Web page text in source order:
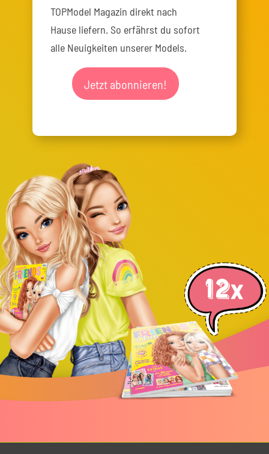
TOPModel Magazin direkt nach
Hause liefern. So erfährst du sofort
alle Neuigkeiten unserer Models.
Jetzt abonnieren!